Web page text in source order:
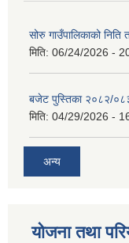
सोरु गाउँपालिकाको
मिति: 06/24/2026 -
बजेट पुस्तिका २०८२/
मिति: 04/29/2026 -
अन्य
योजना तथा